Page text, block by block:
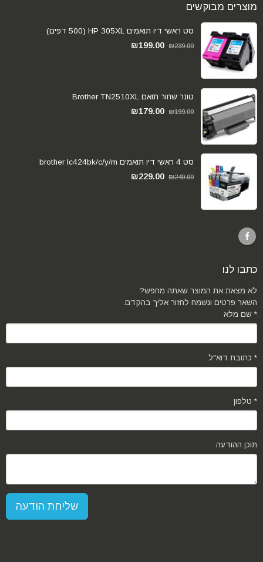
מוצרים מבוקשים
סט ראשי דיו תואמים HP 305XL (500 דפים)
₪239.00
₪199.00
טונר שחור תואם Brother TN2510XL
₪199.00
₪179.00
סט 4 ראשי דיו תואמים brother lc424bk/c/y/m
₪249.00
₪229.00
כתבו לנו
לא מצאת את המוצר שאתה מחפש?
השאר פרטים ונשמח לחזור אליך בהקדם.
שם מלא *
כתובת דוא"ל *
טלפון *
תוכן ההודעה